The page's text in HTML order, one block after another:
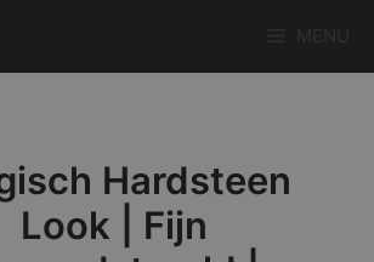
Hardsteen
Look | Fijn